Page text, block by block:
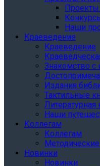
Проекты
Наши
Краеведение
Краеведение
Знакомство
Издания
Тактильные
Литературная
Наши
Коллегам
Коллегам
Новинки
Новинки